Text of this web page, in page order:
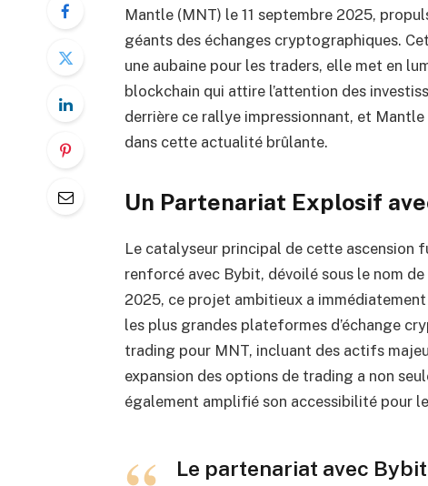
Mantle (MNT) le 11 septembre 2025,
géants des échanges cryptographiques.
une aubaine pour les traders, elle met en
blockchain qui attire l’attention des
derrière ce rallye impressionnant, et
dans cette actualité brûlante.
Un Partenariat Explosif
Le catalyseur principal de cette ascension
renforcé avec Bybit, dévoilé sous le nom
2025, ce projet ambitieux a
les plus grandes plateformes d’échange
trading pour MNT, incluant des actifs
expansion des options de trading a non
également amplifié son accessibilité pour
Le partenariat avec